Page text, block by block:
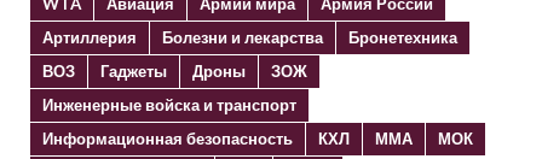
WTA
Авиация Армии мира
Армия России
Артиллерия
Болезни и лекарства
Бронетехника
ВОЗ
Гаджеты Дроны
ЗОЖ
Инженерные войска и транспорт
Информационная безопасность
КХЛ ММА
МОК